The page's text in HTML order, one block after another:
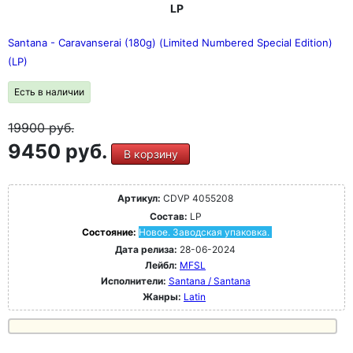
LP
Santana - Caravanserai (180g) (Limited Numbered Special Edition)
(LP)
Есть в наличии
19900руб.
9450 руб. В корзину
Артикул: CDVP 4055208
Состав: LP
Состояние: Новое. Заводская упаковка.
Дата релиза: 28-06-2024
Лейбл: MFSL
Исполнители: Santana / Santana
Жанры: Latin